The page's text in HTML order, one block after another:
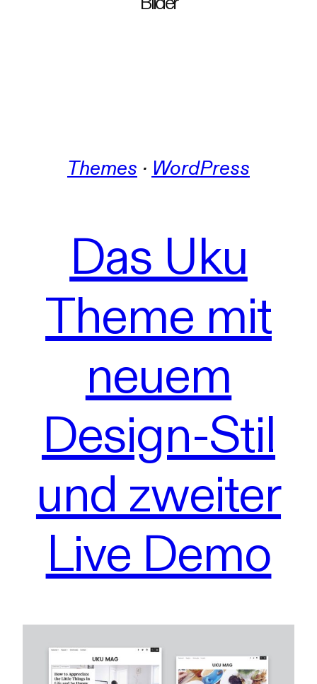
Themes · WordPress
Das Uku
Theme mit
neuem
Design-Stil
und zweiter
Live Demo